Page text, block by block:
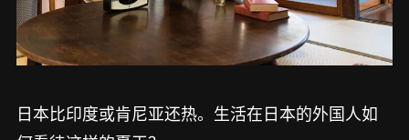
日本比印度或肯尼亚还热。生活在日本的外国人如